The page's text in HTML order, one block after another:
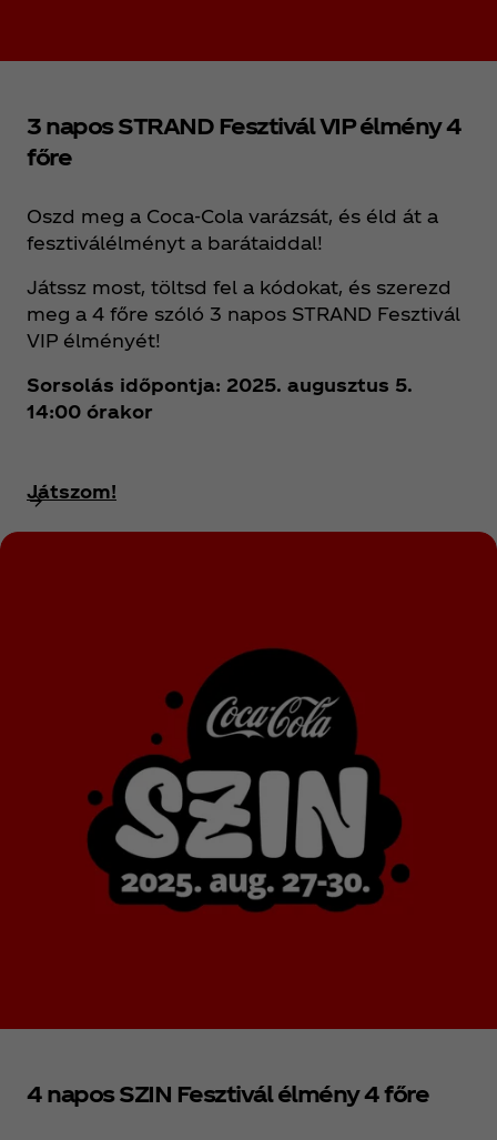
3 napos STRAND Fesztivál VIP élmény 4
főre
Oszd meg a Coca‑Cola varázsát, és éld át a
fesztiválélményt a barátaiddal!
Játssz most, töltsd fel a kódokat, és szerezd
meg a 4 főre szóló 3 napos STRAND Fesztivál
VIP élményét!
Sorsolás időpontja: 2025. augusztus 5.
14:00 órakor
Játszom!
4 napos SZIN Fesztivál élmény 4 főre